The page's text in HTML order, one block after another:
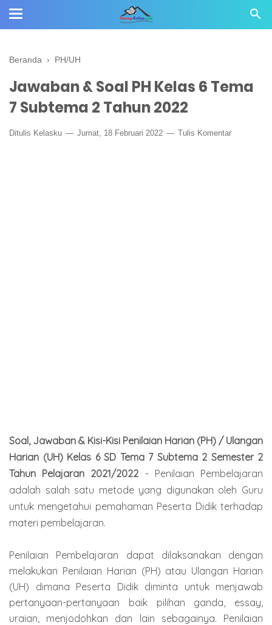
Beranda › PH/UH
Jawaban & Soal PH Kelas 6 Tema
7 Subtema 2 Tahun 2022
Ditulis Kelasku Jumat, 18 Februari 2022 Tulis Komentar
Soal, Jawaban & Kisi-Kisi Penilaian Harian (PH) / Ulangan
Harian (UH) Kelas 6 SD Tema 7 Subtema 2 Semester 2
Tahun Pelajaran 2021/2022 - Penilaian Pembelajaran
adalah salah satu metode yang digunakan oleh Guru
untuk mengetahui pemahaman Peserta Didik terhadap
materi pembelajaran.
Penilaian Pembelajaran dapat dilaksanakan dengan
melakukan Penilaian Harian (PH) atau Ulangan Harian
(UH) dimana Peserta Didik diminta untuk menjawab
pertanyaan-pertanyaan baik pilihan ganda, essay,
uraian, menjodohkan dan lain sebagainya. Penilaian